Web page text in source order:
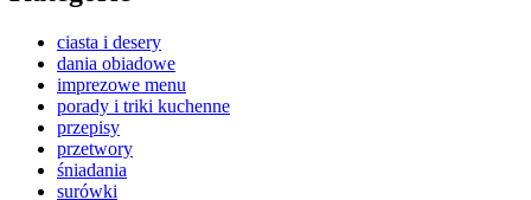
ciasta i desery
dania obiadowe
imprezowe menu
porady i triki kuchenne
przepisy
przetwory
śniadania
surówki